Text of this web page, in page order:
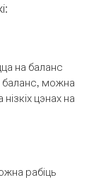
на баланс
баланс, можна
цэнах на
рабіць